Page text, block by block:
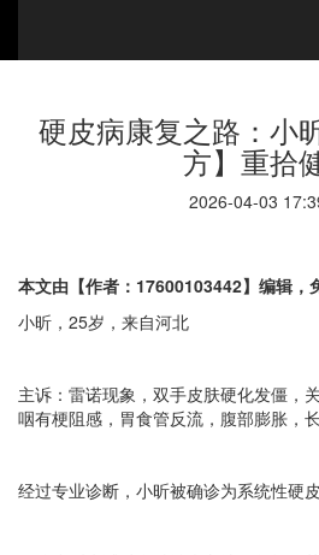
硬皮病康复之路：小
方】重拾
2026-04-03
本文由【作者：17600103442】编辑，
小昕，25岁，来自河北
主诉：雷诺现象，双手皮肤硬化发僵，
咽有梗阻感，胃食管反流，腹部膨胀，
经过专业诊断，小昕被确诊为系统性硬